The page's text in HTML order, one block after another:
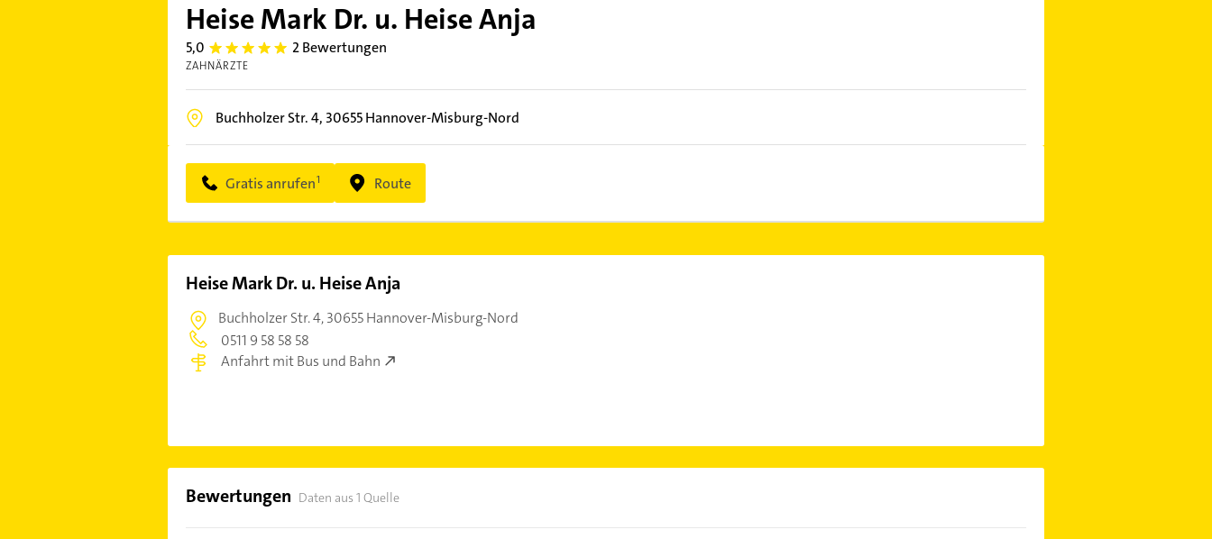
Heise Mark Dr. u. Heise Anja
5,0 5.0 2 Bewertungen
ZAHNÄRZTE
Buchholzer Str. 4, 30655Hannover-Misburg-Nord
Gratis anrufen Route
Heise Mark Dr. u. Heise Anja
Buchholzer Str. 4,30655 Hannover-Misburg-Nord
0511 9 58 58 58
Anfahrt mit Bus und Bahn
Bewertungen Daten aus 1 Quelle